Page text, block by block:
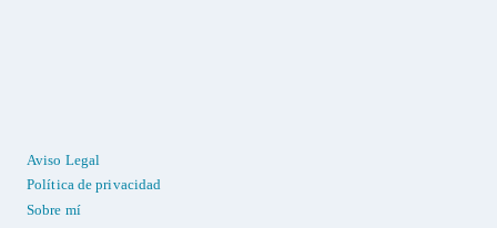
Aviso Legal
Política de privacidad
Sobre mí